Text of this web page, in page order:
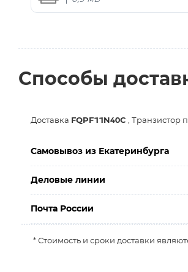
Способы
Доставка FQPF11N40C , Транзистор
Самовывоз из Екатеринбурга
Деловые линии
Почта России
* Стоимость и сроки доставки